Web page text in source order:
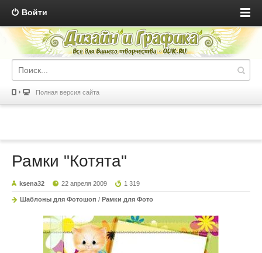
Войти
Полная версия сайта
Рамки "Котята"
ksena32 22 апреля 2009 1 319
Шаблоны для Фотошоп / Рамки для Фото